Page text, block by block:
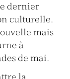
dernier
culturelle.
mais
à
de mai.